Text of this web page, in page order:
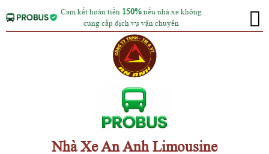
Cam kết hoàn tiền 150% nếu nhà xe không
cung cấp dịch vụ vận chuyển
Nhà Xe An Anh Limousine